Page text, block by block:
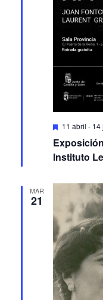
Featured
11 abril - 14
Instituto
MAR
21